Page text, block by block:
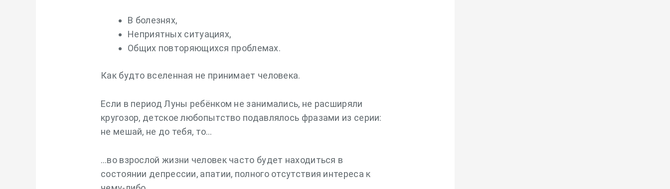
В болезнях,
Неприятных ситуациях,
Общих повторяющихся проблемах.
Как будто вселенная не принимает человека.
Если в период Луны ребёнком не занимались, не расширяли
кругозор, детское любопытство подавлялось фразами из серии:
не мешай, не до тебя, то…
…во взрослой жизни человек часто будет находиться в
состоянии депрессии, апатии, полного отсутствия интереса к